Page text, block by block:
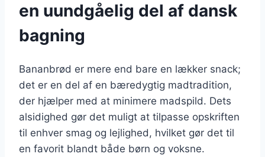
en uundgåelig del af dansk
bagning
Bananbrød er mere end bare en lækker snack;
det er en del af en bæredygtig madtradition,
der hjælper med at minimere madspild. Dets
alsidighed gør det muligt at tilpasse opskriften
til enhver smag og lejlighed, hvilket gør det til
en favorit blandt både børn og voksne.